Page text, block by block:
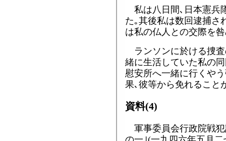
私は八日間､日本憲兵
た｡其後私は数回逮捕さ
は私の仏人との交際を
ランソンに於ける捜
緒に生活していた私の
慰安所へ一緒に行くや
果､彼等から免れること
資料(4)
軍事委員会行政院戦